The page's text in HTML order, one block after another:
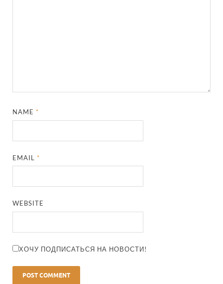
NAME *
EMAIL *
WEBSITE
ХОЧУ ПОДПИСАТЬСЯ НА НОВОСТИ!